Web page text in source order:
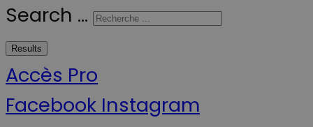
Search ...
Results
Accès Pro
Facebook Instagram